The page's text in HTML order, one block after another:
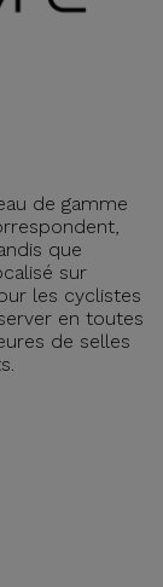
de gamme
que
sur
les cyclistes
en toutes
de selles